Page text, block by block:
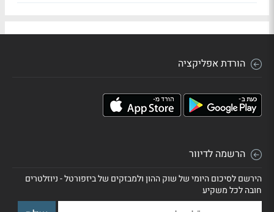
הורדת אפליקציה
הרשמה לדיוור
הירשם לסיכום היומי של שוק ההון ולמבזקים של ביזפורטל - ניוזלטרים
חובה לכל משקיע